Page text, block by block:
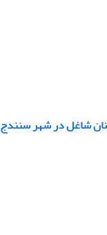
شاغل در شهر سنندج